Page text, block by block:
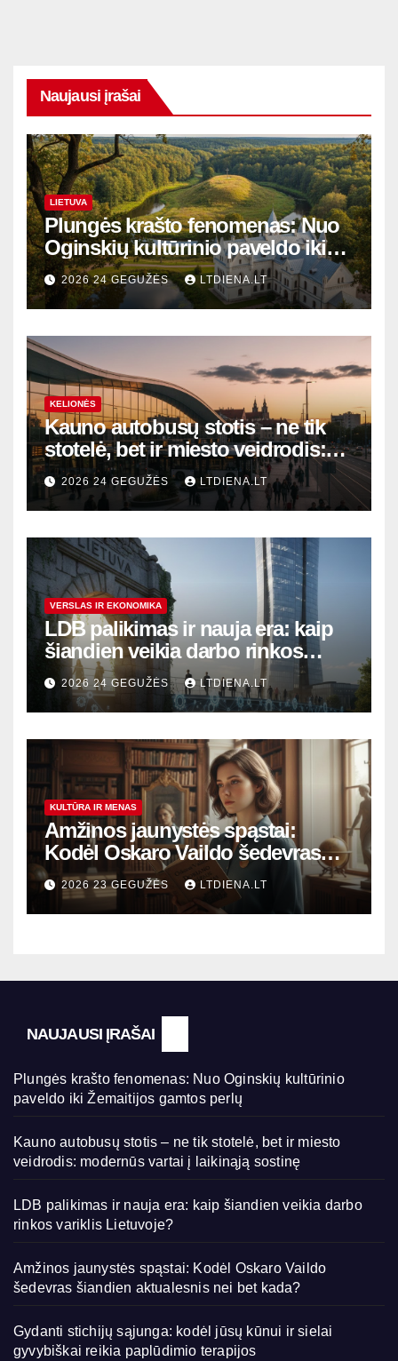
Naujausi įrašai
LIETUVA
Plungės krašto fenomenas: Nuo
Oginskių kultūrinio paveldo iki
Žemaitijos gamtos perlų
2026 24 GEGUŽĖS LTDIENA.LT
KELIONĖS
Kauno autobusų stotis – ne tik
stotelė, bet ir miesto veidrodis:
modernūs vartai į laikinąją
sostinę
2026 24 GEGUŽĖS LTDIENA.LT
VERSLAS IR EKONOMIKA
LDB palikimas ir nauja era: kaip
šiandien veikia darbo rinkos
variklis Lietuvoje?
2026 24 GEGUŽĖS LTDIENA.LT
KULTŪRA IR MENAS
Amžinos jaunystės spąstai:
Kodėl Oskaro Vaildo šedevras
šiandien aktualesnis nei bet
kada?
2026 23 GEGUŽĖS LTDIENA.LT
NAUJAUSI ĮRAŠAI
Plungės krašto fenomenas: Nuo Oginskių kultūrinio
paveldo iki Žemaitijos gamtos perlų
Kauno autobusų stotis – ne tik stotelė, bet ir miesto
veidrodis: modernūs vartai į laikinąją sostinę
LDB palikimas ir nauja era: kaip šiandien veikia darbo
rinkos variklis Lietuvoje?
Amžinos jaunystės spąstai: Kodėl Oskaro Vaildo
šedevras šiandien aktualesnis nei bet kada?
Gydanti stichijų sąjunga: kodėl jūsų kūnui ir sielai
gyvybiškai reikia paplūdimio terapijos